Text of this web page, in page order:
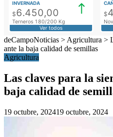
INVERNADA
$6.450,00
Terneros 180/200 Kg
Ver todos
$
deCampoNoticias > Agricultura >
ante la baja calidad de semillas
Agricultura
Las claves para la
baja calidad de
19 octubre, 202419 octubre, 2024